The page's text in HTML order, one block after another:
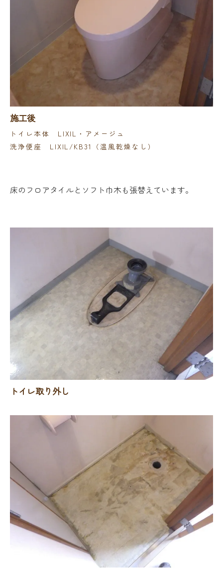
施工後
トイレ本体 LIXIL・アメージュ
洗浄便座 LIXIL/KB31（温風乾燥なし）
床のフロアタイルとソフト巾木も張替えています。
トイレ取り外し